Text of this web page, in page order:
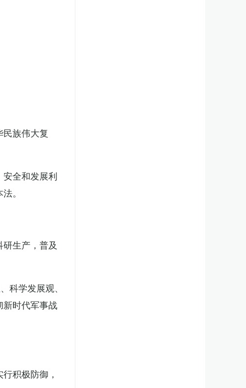
族伟大复
全和发展利
。
生产，普及
科学发展观、
新时代军事战
积极防御，